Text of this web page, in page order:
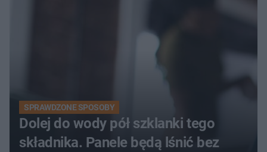
SPRAWDZONE SPOSOBY
Dolej do wody pół szklanki tego
składnika. Panele będą lśnić bez